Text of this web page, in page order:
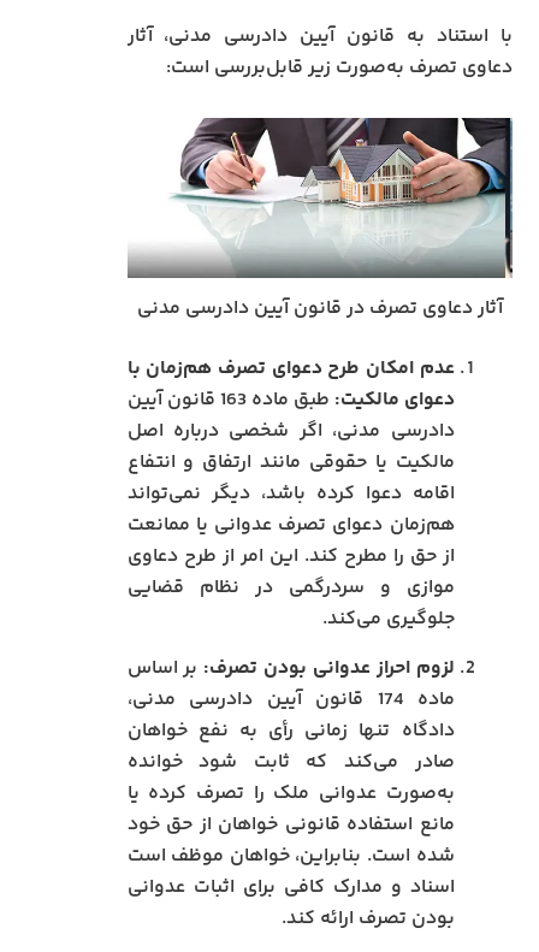
با استناد به قانون آیین دادرسی مدنی، آثار
دعاوی تصرف به‌صورت زیر قابل‌بررسی است:
آثار دعاوی تصرف در قانون آیین دادرسی مدنی
عدم امکان طرح دعوای تصرف هم‌زمان با
دعوای مالکیت:
طبق ماده 163 قانون آیین
دادرسی مدنی، اگر شخصی درباره اصل
مالکیت یا حقوقی مانند ارتفاق و انتفاع
اقامه دعوا کرده باشد، دیگر نمی‌تواند
هم‌زمان دعوای تصرف عدوانی یا ممانعت
از حق را مطرح کند. این امر از طرح دعاوی
موازی و سردرگمی در نظام قضایی
جلوگیری می‌کند.
لزوم احراز عدوانی بودن تصرف: بر اساس
ماده 174 قانون آیین دادرسی مدنی،
دادگاه تنها زمانی رأی به نفع خواهان
صادر می‌کند که ثابت شود خوانده
به‌صورت عدوانی ملک را تصرف کرده یا
مانع استفاده قانونی خواهان از حق خود
شده است. بنابراین، خواهان موظف است
اسناد و مدارک کافی برای اثبات عدوانی
بودن تصرف ارائه کند.